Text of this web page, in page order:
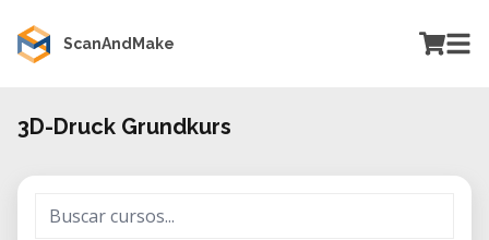
ScanAndMake
3D-Druck Grundkurs